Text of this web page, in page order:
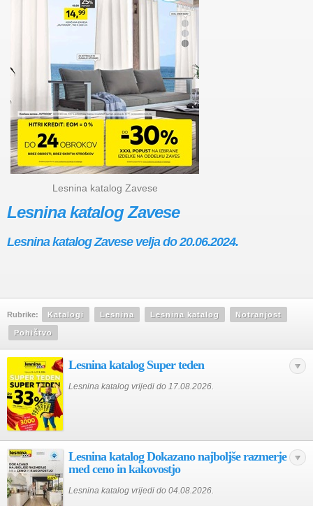
Lesnina katalog Zavese
Lesnina katalog Zavese
Lesnina katalog Zavese velja do 20.06.2024.
Rubrike: Katalogi Lesnina Lesnina katalog Notranjost
Pohištvo
Lesnina katalog Super teden
Lesnina katalog vrijedi do 17.08.2026.
Lesnina katalog Dokazano najboljše razmerje
med ceno in kakovostjo
Lesnina katalog vrijedi do 04.08.2026.